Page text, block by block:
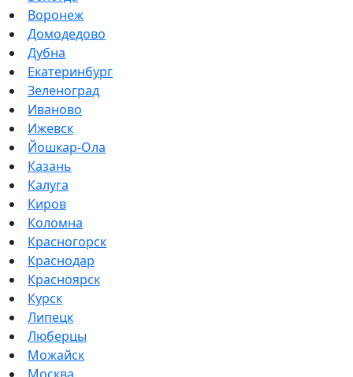
Воронеж
Домодедово
Дубна
Екатеринбург
Зеленоград
Иваново
Ижевск
Йошкар-Ола
Казань
Калуга
Киров
Коломна
Красногорск
Краснодар
Красноярск
Курск
Липецк
Люберцы
Можайск